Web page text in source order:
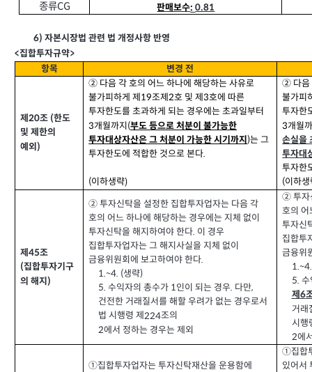
종류CG 판매보수:0.81
6) 자본시장법 관련 법 개정사항 반영
<집합투자규약>
항목
변경 전
제20조 (한도
및 제한의
예외)
② 다음 각 호의 어느 하나에 해당하는 사유로
불가피하게 제 19조제2호 및 제3호에 따른
투자한도를 초과하게 되는 경우에는 초과일부터
3개월까지(부도 등으로 처분이 불가능한
투자대상자산은 그 처분이 가능한 시기까지 )는 그
투자한도에 적합한 것으로 본다.
(이하생략)
② 다음
불가피
투자한
3개월
손실을
투자대
투자한
(이하생
제45조
(집합투자기구
의 해지)
② 투자신탁을 설정한 집합투자업자는 다음 각
호의 어느 하나에 해당하는 경우에는 지체 없이
투자신탁을 해지하여야 한다. 이 경우
집합투자업자는 그 해지사실을 지체 없이
금융위원회에 보고하여야 한다.
1.~4. (생략)
5. 수익자의 총수가1인이 되는 경우. 다만,
건전한 거래질서를 해할 우려가 없는 경우로서
법 시행령 제224조의
2에서 정하는 경우는 제외
② 투자
호의 어
투자신
집합투
금융위
5. 수
제6
거래
시행
2에
①집합투자업자는 투자신탁재산을 운용함에
①집합
있어서